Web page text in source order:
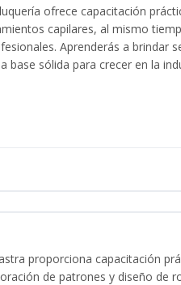
ofrece capacitación
capilares, al mismo
Aprenderás a brindar
base sólida para crecer en la
proporciona capacitación
de patrones y diseño de